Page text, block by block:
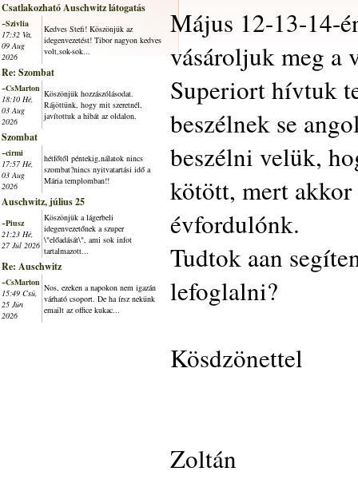
Csatlakozható Auschwitz látogatás
~Szivlia
17:32 Va,
09 Aug
2026
Kedves Stefi! Köszönjük az
idegenvezetést! Tibor nagyon kedves
volt,sok-sok...
Re: Szombat
~CsMarton
18:10 Hé,
03 Aug
2026
Köszönjük hozzászólásodat.
Rájöttünk, hogy mit szeretnél,
javítottuk a hibát az oldalon.
Szombat
~cirmi
17:57 Hé,
03 Aug
2026
hétfőtől péntekig,nálatok nincs
szombat?nincs nyitvatartási idő a
Mária templomban!!
Auschwitz, július 25
~Piusz
21:23 Hé,
27 Júl 2026
Köszönjük a lágerbeli
idegenvezetőnek a szuper
\"előadását\", ami sok infot
tartalmazott...
Re: Auschwitz
~CsMarton
15:49 Csü,
25 Jún
2026
Nos, ezeken a napokon nem igazán
várható csoport. De ha írsz nekünk
emailt az office kukac...
Május 12-13-14-
vásároljuk meg a
Superiort hívtuk
beszélnek se
beszélni velük,
kötött, mert akkor
évfordulónk.
Tudtok aan
lefoglalni?
Kösdzönettel
Zoltán